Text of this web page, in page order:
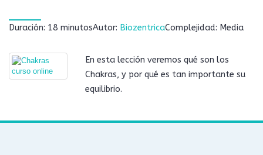
Duración: 18 minutosAutor: BiozentricaComplejidad: Media
En esta lección veremos qué son los
Chakras, y por qué es tan importante su
equilibrio.